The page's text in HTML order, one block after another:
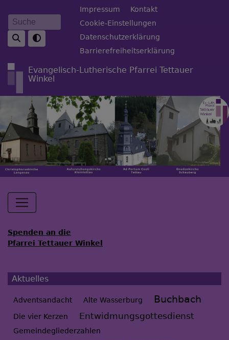
zum
Inhalt
Suche
Fußbereichsmenü
Impressum
Kontakt
Cookie-Einstellungen
Datenschutzerklärung
Barrierefreiheitserklärung
Evangelisch-Lutherische Pfarrei Tettauer
Winkel
Hauptnavigation
Spenden an die
Pfarrei Tettauer Winkel
Aktuelles
Adventsandacht Alte Wasserburg Buchbach
Die vier Kerzen Entwidmungsgottesdienst
Gemeindegliederzahlen